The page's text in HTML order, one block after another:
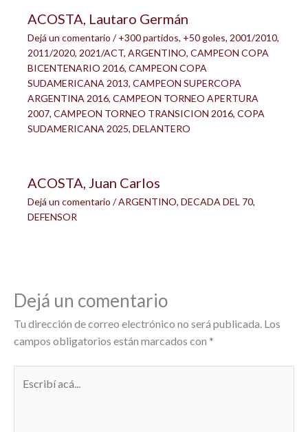
ACOSTA, Lautaro Germán
Dejá un comentario /+300 partidos, +50 goles, 2001/2010,
2011/2020, 2021/ACT, ARGENTINO, CAMPEON COPA
BICENTENARIO 2016, CAMPEON COPA
SUDAMERICANA 2013, CAMPEON SUPERCOPA
ARGENTINA 2016, CAMPEON TORNEO APERTURA
2007, CAMPEON TORNEO TRANSICION 2016, COPA
SUDAMERICANA 2025, DELANTERO
ACOSTA, Juan Carlos
Dejá un comentario /ARGENTINO, DECADA DEL 70,
DEFENSOR
Dejá un comentario
Tu dirección de correo electrónico no será publicada. Los
campos obligatorios están marcados con *
acá...